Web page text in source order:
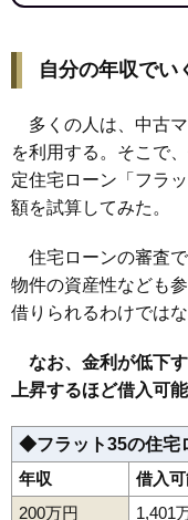
自分の年収でい
多くの人は、中古
を利用する。そこで
定住宅ローン「フラ
額を試算してみた。
住宅ローンの審査で
物件の資産性なども
借りられるわけでは
なお、金利が低下
上昇するほど借入可
◆フラット35の住宅
年収
借入可
200万円
1,401